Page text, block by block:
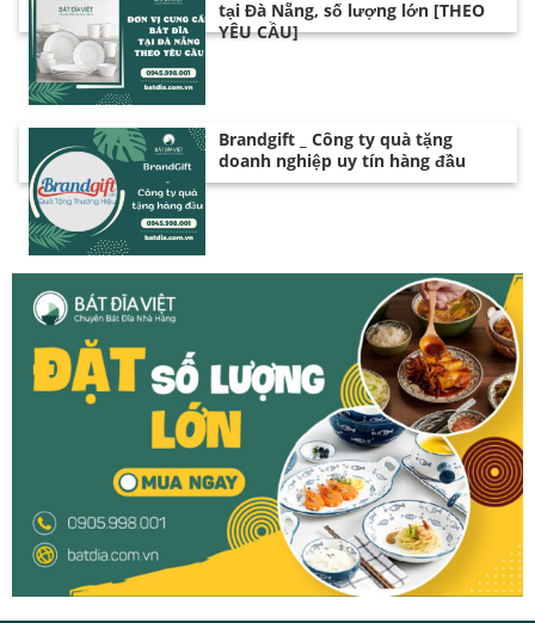
tại Đà Nẵng, số lượng lớn [THEO
YÊU CẦU]
Brandgift _ Công ty quà tặng
doanh nghiệp uy tín hàng đầu